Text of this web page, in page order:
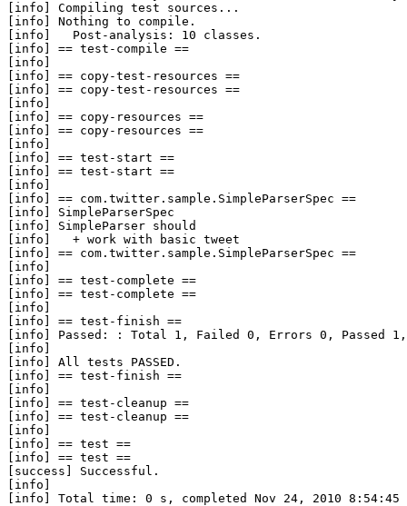
[info] Compiling test sources...
[info] Nothing to compile.
[info]   Post-analysis: 10 classes.
[info] == test-compile ==
[info]
[info] == copy-test-resources ==
[info] == copy-test-resources ==
[info]
[info] == copy-resources ==
[info] == copy-resources ==
[info]
[info] == test-start ==
[info] == test-start ==
[info]
[info] == com.twitter.sample.SimpleParserSpec ==
[info] SimpleParserSpec
[info] SimpleParser should
[info]   + work with basic tweet
[info] == com.twitter.sample.SimpleParserSpec ==
[info]
[info] == test-complete ==
[info] == test-complete ==
[info]
[info] == test-finish ==
[info] Passed: : Total 1, Failed 0, Errors 0, Passed 1,
[info]
[info] All tests PASSED.
[info] == test-finish ==
[info]
[info] == test-cleanup ==
[info] == test-cleanup ==
[info]
[info] == test ==
[info] == test ==
[success] Successful.
[info]
[info] Total time: 0 s, completed Nov 24, 2010 8:54:45